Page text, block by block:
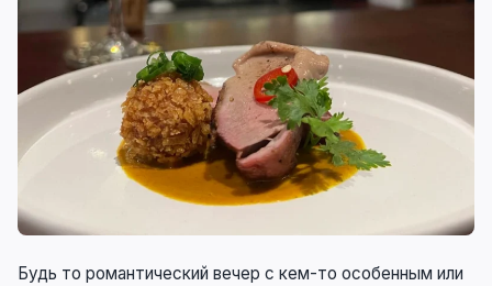
Будь то романтический вечер с кем-то особенным или